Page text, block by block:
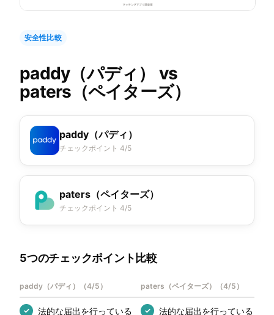
安全性比較
paddy（パディ）
vs
paters（ペイターズ）
paddy（パディ）
チェックポイント 4/5
paters（ペイターズ）
チェックポイント 4/5
5つのチェックポイント比較
paddy（パディ） （4/5 ） paters（ペイターズ） （4/5 ）
✓ 法的な届出を行っている ✓ 法的な届出を行っている